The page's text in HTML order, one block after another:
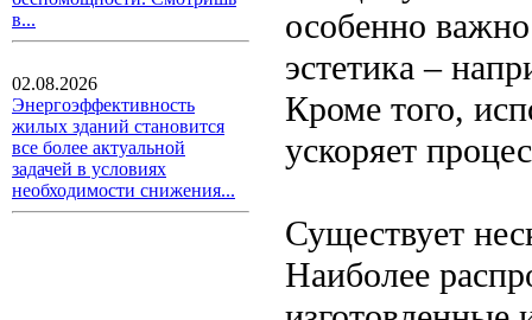
в...
02.08.2026
Энергоэффективность
жилых зданий становится
все более актуальной
задачей в условиях
необходимости снижения...
особенно
эстетика –
Кроме того,
ускоряет
Существует
Наиболее